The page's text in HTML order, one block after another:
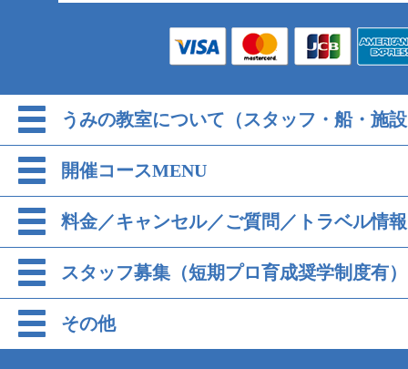
うみの教室について（スタッフ・船・施
開催コースMENU
料金／キャンセル／ご質問／トラベル情報
スタッフ募集（短期プロ育成奨学制度有）
その他